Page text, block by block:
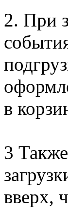
2. При
в
3
вверх,